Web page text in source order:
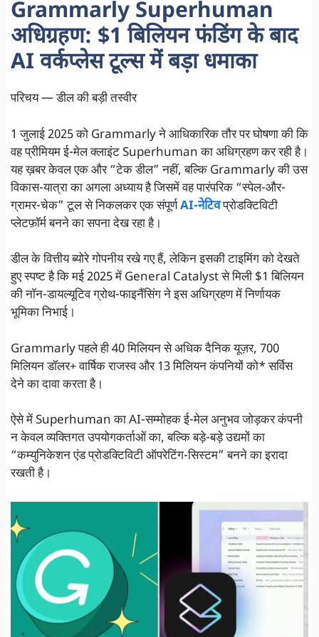
Grammarly Superhuman
अधिग्रहण: $1 बिलियन फंडिंग के बाद
AI वर्कप्लेस टूल्स में बड़ा धमाका
परिचय — डील की बड़ी तस्वीर
1 जुलाई 2025 को Grammarly ने आधिकारिक तौर पर घोषणा की कि
वह प्रीमियम ई-मेल क्लाइंट Superhuman का अधिग्रहण कर रही है।
यह ख़बर केवल एक और “टेक डील” नहीं, बल्कि Grammarly की उस
विकास-यात्रा का अगला अध्याय है जिसमें वह पारंपरिक “स्पेल-और-
ग्रामर-चेक” टूल से निकलकर एक संपूर्णAI-नेटिवप्रोडक्टिविटी
प्लेटफ़ॉर्म बनने का सपना देख रहा है।
डील के वित्तीय ब्योरे गोपनीय रखे गए हैं, लेकिन इसकी टाइमिंग को देखते
हुए स्पष्ट है कि मई 2025 में General Catalyst से मिली $1 बिलियन
की नॉन-डायल्यूटिव ग्रोथ-फाइनैंसिंग ने इस अधिग्रहण में निर्णायक
भूमिका निभाई।
Grammarly पहले ही 40 मिलियन से अधिक दैनिक यूज़र, 700
मिलियन डॉलर+ वार्षिक राजस्व और 13 मिलियन कंपनियों को* सर्विस
देने का दावा करता है।
ऐसे में Superhuman का AI-सम्मोहक ई-मेल अनुभव जोड़कर कंपनी
न केवल व्यक्तिगत उपयोगकर्ताओं का, बल्कि बड़े-बड़े उद्यमों का
“कम्युनिकेशन एंड प्रोडक्टिविटी ऑपरेटिंग-सिस्टम” बनने का इरादा
रखती है।